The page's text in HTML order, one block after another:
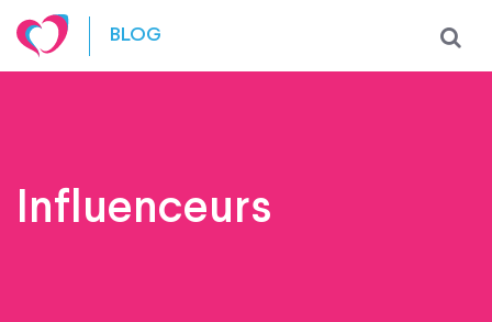
Skip to content
BLOG
Influenceurs